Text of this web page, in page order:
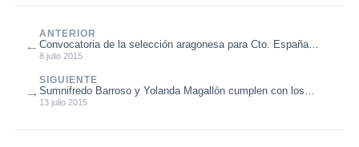
←
ANTERIOR
Convocatoria de la selección aragonesa para Cto. España
Triatlón por Autonomías
8 julio 2015
SIGUIENTE
Sumnifredo Barroso y Yolanda Magallón cumplen con los
pronósticos
13 julio 2015
→